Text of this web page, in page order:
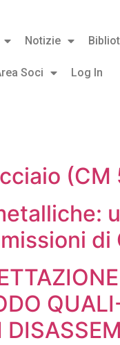
Notizie
Soci Log In
(CM
di